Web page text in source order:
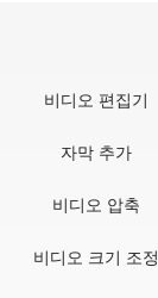
비디오 편집기
자막 추가
비디오 압축
비디오 크기 조정